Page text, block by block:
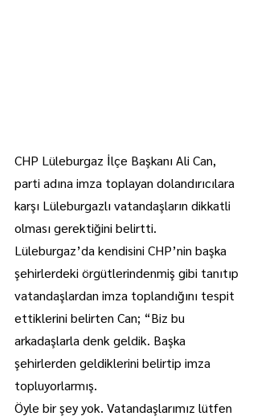
CHP Lüleburgaz İlçe Başkanı Ali Can,
parti adına imza toplayan dolandırıcılara
karşı Lüleburgazlı vatandaşların dikkatli
olması gerektiğini belirtti.
Lüleburgaz’da kendisini CHP’nin başka
şehirlerdeki örgütlerindenmiş gibi tanıtıp
vatandaşlardan imza toplandığını tespit
ettiklerini belirten Can; “Biz bu
arkadaşlarla denk geldik. Başka
şehirlerden geldiklerini belirtip imza
topluyorlarmış.
Öyle bir şey yok. Vatandaşlarımız lütfen